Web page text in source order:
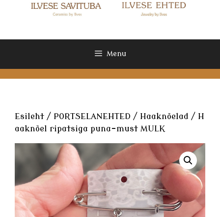
Menu
Esileht / PORTSELANEHTED / Haaknõelad / H
aaknõel ripatsiga puna-must MULK